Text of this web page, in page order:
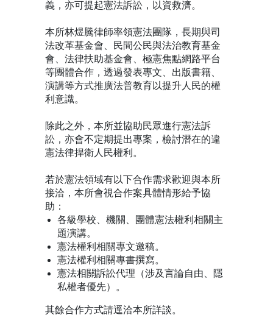
義，亦可提起憲法訴訟，以資救濟。
本所林煜騰律師率領憲法團隊，長期與司
法改革基金會、民間公民與法治教育基金
會、法律扶助基金會、極憲焦點網路平台
等團體合作，透過發表專文、出版書籍、
演講等方式推廣法普教育以提升人民的權
利意識。
除此之外，本所並協助民眾進行憲法訴
訟，亦會不定期提出專案，檢討潛在的違
憲法律捍衛人民權利。
若於憲法領域有以下合作需求歡迎與本所
接洽，本所會視合作案具體情形給予協
助：
各級學校、機關、團體憲法權利相關主
題演講。
憲法權利相關專文邀稿。
憲法權利相關專書撰寫。
憲法相關訴訟代理（涉及言論自由、隱
私權者優先）。
其餘合作方式請逕洽本所詳談。